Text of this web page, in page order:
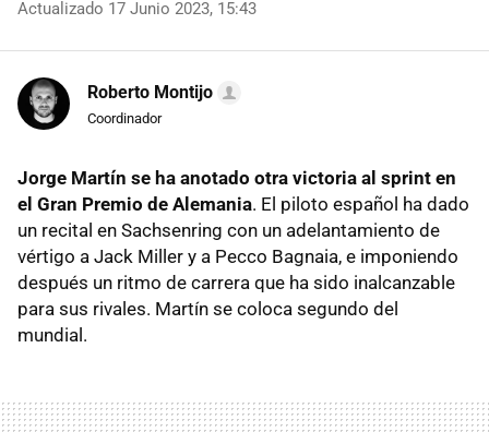
Actualizado 17 Junio 2023, 15:43
Roberto Montijo
Coordinador
Jorge Martín se ha anotado otra victoria al sprint en
el Gran Premio de Alemania. El piloto español ha dado
un recital en Sachsenring con un adelantamiento de
vértigo a Jack Miller y a Pecco Bagnaia, e imponiendo
después un ritmo de carrera que ha sido inalcanzable
para sus rivales. Martín se coloca segundo del
mundial.